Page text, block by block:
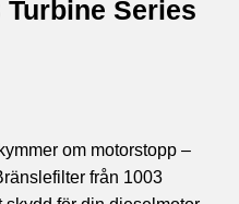
Series
om motorstopp –
från 1003